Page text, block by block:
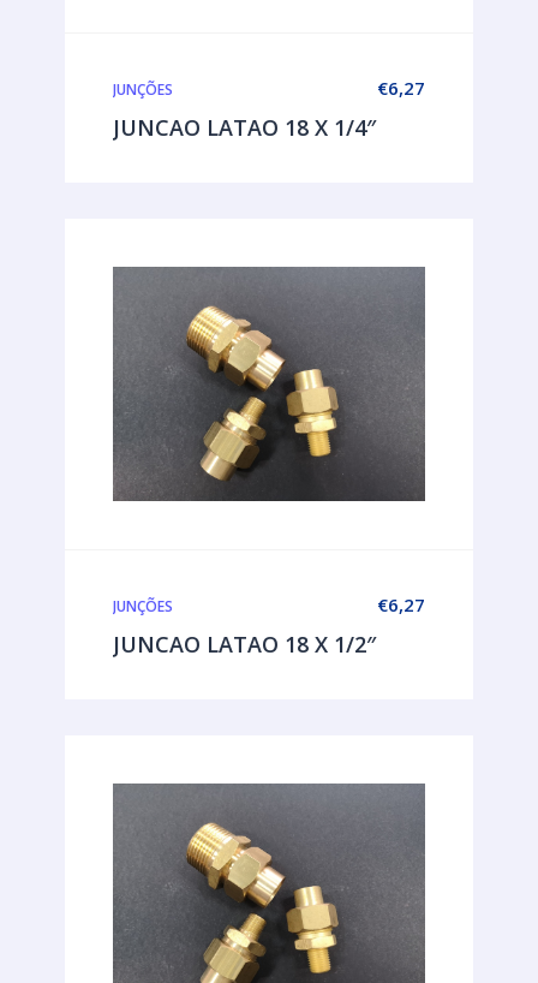
€6,27
JUNÇÕES
JUNCAO LATAO 18 X 1/4″
€6,27
JUNÇÕES
JUNCAO LATAO 18 X 1/2″